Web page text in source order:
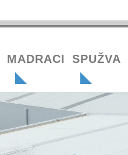
MADRACI SPUŽVA